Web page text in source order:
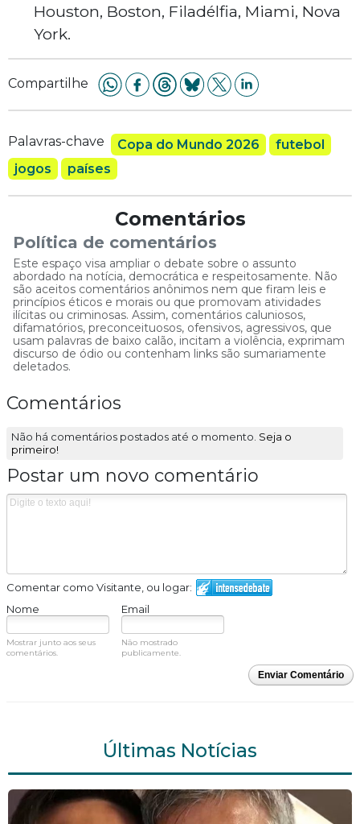
Houston, Boston, Filadélfia, Miami, Nova
York.
Compartilhe
Palavras-chave Copa do Mundo 2026
futebol
jogos
países
Comentários
Política de comentários
Este espaço visa ampliar o debate sobre o assunto
abordado na notícia, democrática e respeitosamente. Não
são aceitos comentários anônimos nem que firam leis e
princípios éticos e morais ou que promovam atividades
ilícitas ou criminosas. Assim, comentários caluniosos,
difamatórios, preconceituosos, ofensivos, agressivos, que
usam palavras de baixo calão, incitam a violência, exprimam
discurso de ódio ou contenham links são sumariamente
deletados.
Comentários
Não há comentários postados até o momento. Seja o
primeiro!
Postar um novo comentário
Comentar como Visitante, ou logar:
Nome
Email
Mostrar junto aos seus
comentários.
Não mostrado
publicamente.
Enviar Comentário
Últimas Notícias